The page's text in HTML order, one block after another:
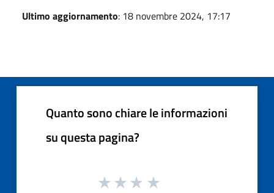
Ultimo aggiornamento: 18 novembre 2024, 17:17
Quanto sono chiare le informazioni
su questa pagina?